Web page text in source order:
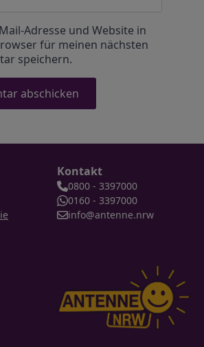
Adresse und Website in
für meinen nächsten
speichern.
Kontakt
0800 - 3397000
0160 - 3397000
info@antenne.nrw